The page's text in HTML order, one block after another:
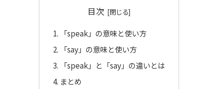
目次
「speak」の意味と使い方
「say」の意味と使い方
「speak」と「say」の違いとは
まとめ